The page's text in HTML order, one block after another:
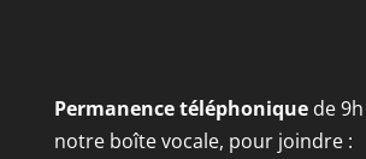
Permanence téléphoniquede 9h
notre boîte vocale, pour joindre :